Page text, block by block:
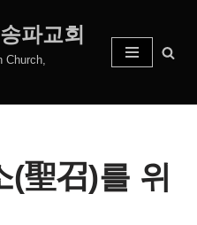
파교회
Church,
(聖召)를 위